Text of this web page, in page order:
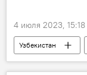
4 июля 2023, 15:18
Узбекистан
Шавкат Мирзиёев